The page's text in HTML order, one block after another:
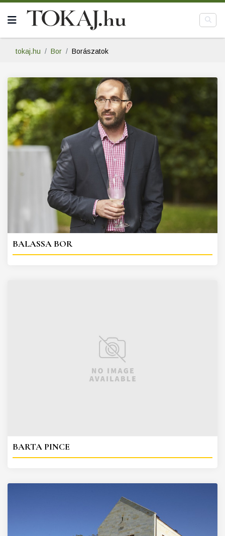
tokaj.hu Bor Borászatok
BALASSA BOR
BARTA PINCE